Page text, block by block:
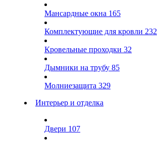
Мансардные окна 165
Комплектующие для кровли 232
Кровельные проходки 32
Дымники на трубу 85
Молниезащита 329
Интерьер и отделка
Двери 107